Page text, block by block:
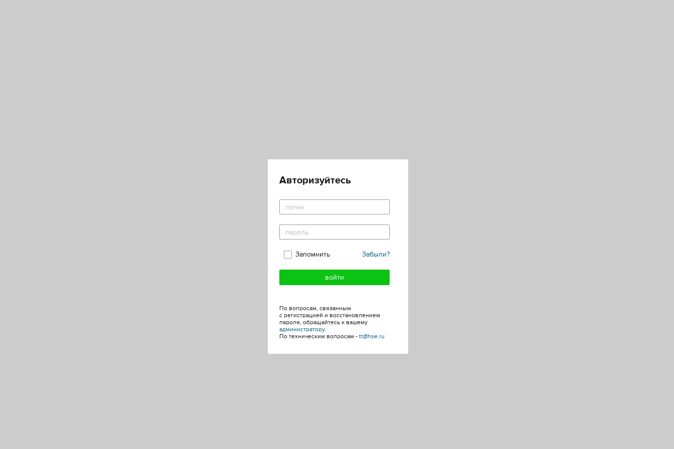
Авторизуйтесь
Забыли?
Запомнить
По вопросам, связанным
с регистрацией и восстановлением
пароля, обращайтесь к вашему
администратору.
По техническим вопросам - tt@hse.ru